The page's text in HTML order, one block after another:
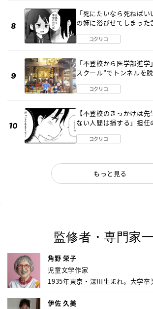
「死にたいなら死ねば
の姉に浴びせてしまった
コクリコ
「不登校から医学部進
スクール”でトンネルを
コクリコ
【不登校のきっかけは
ない人間は損する」担
コクリコ
もっと見る
監修者・専門家
角野 栄子
児童文学作家
1935年東京・深川生まれ。大学
伊佐 久美